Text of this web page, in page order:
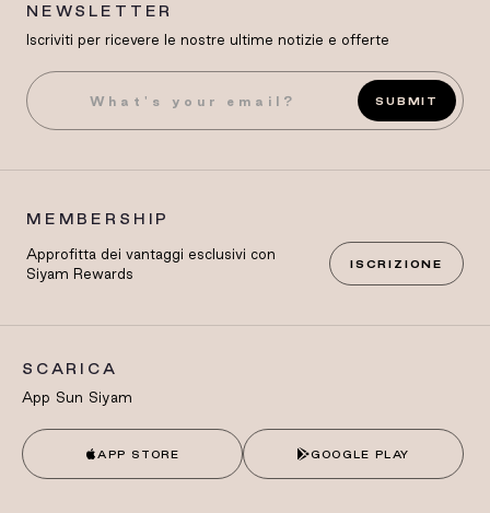
NEWSLETTER
Iscriviti per ricevere le nostre ultime notizie e offerte
SUBMIT
MEMBERSHIP
Approfitta dei vantaggi esclusivi con
Siyam Rewards
ISCRIZIONE
SCARICA
App Sun Siyam
APP STORE GOOGLE PLAY